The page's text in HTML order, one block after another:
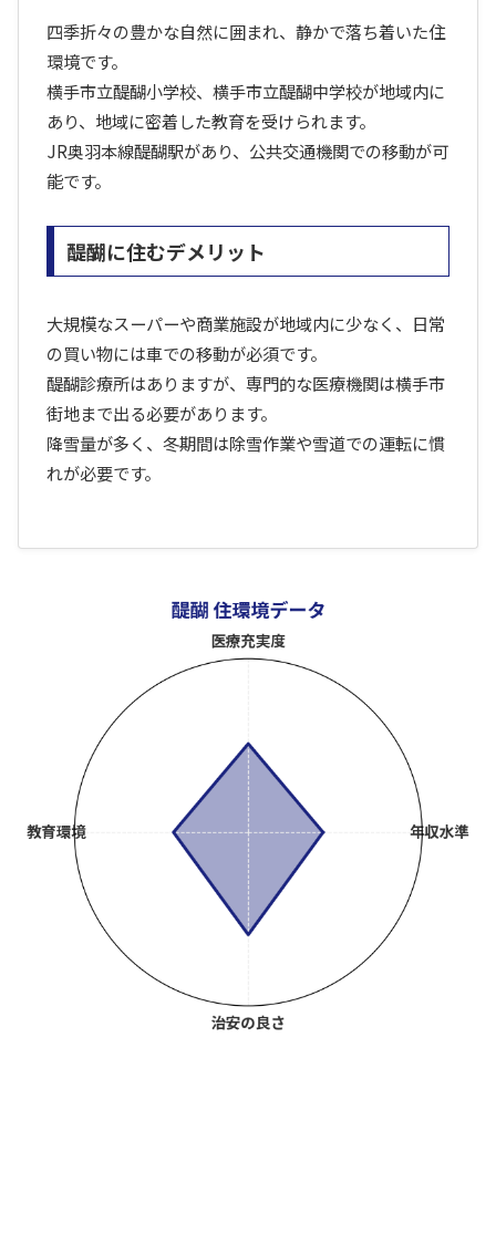
四季折々の豊かな自然に囲まれ、静かで落ち着いた住
環境です。
横手市立醍醐小学校、横手市立醍醐中学校が地域内に
あり、地域に密着した教育を受けられます。
JR奥羽本線醍醐駅があり、公共交通機関での移動が可
能です。
醍醐に住むデメリット
大規模なスーパーや商業施設が地域内に少なく、日常
の買い物には車での移動が必須です。
醍醐診療所はありますが、専門的な医療機関は横手市
街地まで出る必要があります。
降雪量が多く、冬期間は除雪作業や雪道での運転に慣
れが必要です。